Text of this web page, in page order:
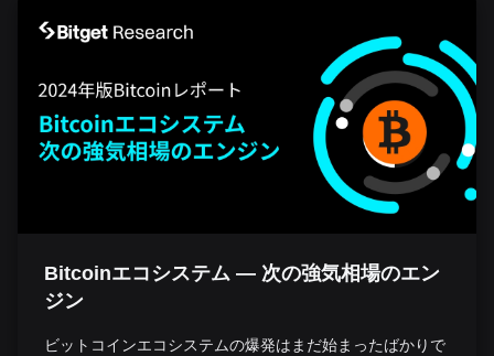
Bitcoinエコシステム — 次の強気相場のエン
ジン
ビットコインエコシステムの爆発はまだ始まったばかりで